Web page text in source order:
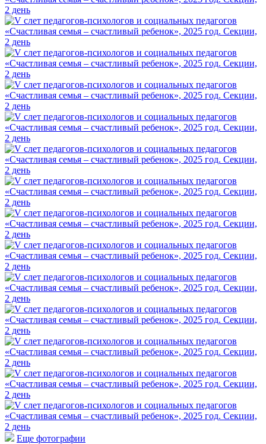
Еще фотографии